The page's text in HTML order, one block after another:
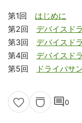
第1回 はじめに
第2回 デバイスド
第3回 デバイスド
第4回 デバイスド
第5回
ドライバサ
comment0